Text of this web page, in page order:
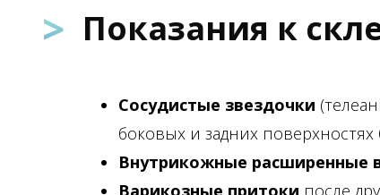
Показания к
>
Сосудистые звездочки
боковых и задних поверхностях
Внутрикожные расширенные
Варикозные притоки после